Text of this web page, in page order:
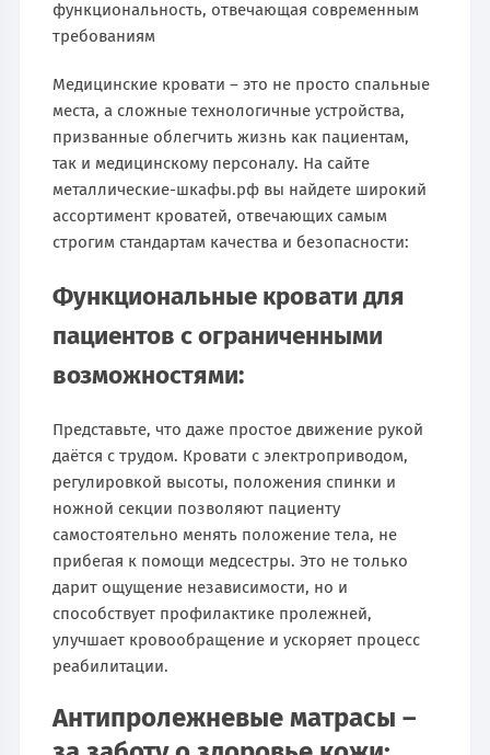
функциональность, отвечающая современным
требованиям
Медицинские кровати – это не просто спальные
места, а сложные технологичные устройства,
призванные облегчить жизнь как пациентам,
так и медицинскому персоналу. На сайте
металлические-шкафы.рф вы найдете широкий
ассортимент кроватей, отвечающих самым
строгим стандартам качества и безопасности:
Функциональные кровати для
пациентов с ограниченными
возможностями:
Представьте, что даже простое движение рукой
даётся с трудом. Кровати с электроприводом,
регулировкой высоты, положения спинки и
ножной секции позволяют пациенту
самостоятельно менять положение тела, не
прибегая к помощи медсестры. Это не только
дарит ощущение независимости, но и
способствует профилактике пролежней,
улучшает кровообращение и ускоряет процесс
реабилитации.
Антипролежневые матрасы –